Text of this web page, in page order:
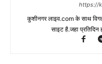
https://
कुशीनगर लाइव.com के साथ
साइट है.जहा प्रतिदिन